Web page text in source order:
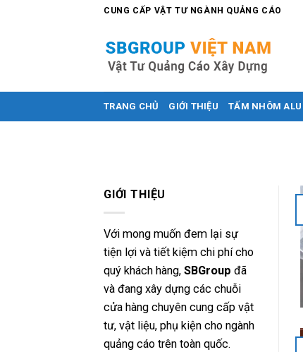
CUNG CẤP VẬT TƯ NGÀNH QUẢNG CÁO
TRANG CHỦ GIỚI THIỆU TẤM NHÔM ALU
GIỚI THIỆU
Với mong muốn đem lại sự
tiện lợi và tiết kiệm chi phí cho
quý khách hàng, SBGroup đã
và đang xây dựng các chuỗi
cửa hàng chuyên cung cấp vật
tư, vật liệu, phụ kiện cho ngành
quảng cáo trên toàn quốc.